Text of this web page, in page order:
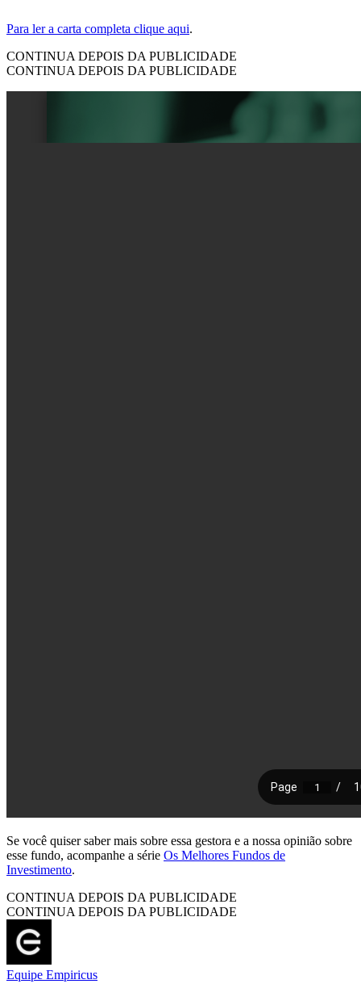
Para ler a carta completa clique aqui.
CONTINUA DEPOIS DA PUBLICIDADE
CONTINUA DEPOIS DA PUBLICIDADE
Se você quiser saber mais sobre essa gestora e a nossa opinião sobre
esse fundo, acompanhe a série Os Melhores Fundos de
Investimento.
CONTINUA DEPOIS DA PUBLICIDADE
CONTINUA DEPOIS DA PUBLICIDADE
Equipe Empiricus